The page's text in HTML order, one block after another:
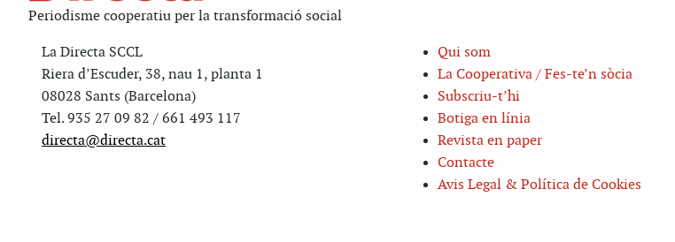
Periodisme cooperatiu per la transformació social
La Directa SCCL
Riera d’Escuder, 38, nau 1, planta 1
08028 Sants (Barcelona)
Tel. 935 27 09 82 / 661 493 117
directa@directa.cat
Qui som
La Cooperativa / Fes-te’n sòcia
Subscriu-t’hi
Botiga en línia
Revista en paper
Contacte
Avis Legal & Política de Cookies